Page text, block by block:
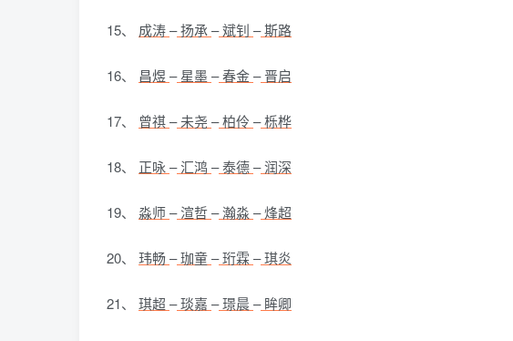
15、 成涛–扬承 –斌钊 –斯路
16、 昌煜 –星墨 –春金–晋启
17、 曾祺–未尧 –柏伶 –栎桦
18、 正咏 –汇鸿 –泰德–润深
19、 淼师–渲哲–瀚淼 –烽超
20、 玮畅–珈童–珩霖 –琪炎
21、 琪超 –琰嘉 –璟晨–眸卿